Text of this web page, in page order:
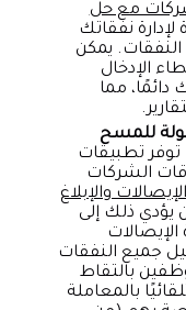
مع حل
نفقاتك
النفقات. يمكن
الإدخال
دائمًا، مما
للمسح
توفر تطبيقات
الشركات
والإبلاغ
يؤدي ذلك إلى
جميع النفقات
بالتقاط
بالمعاملة